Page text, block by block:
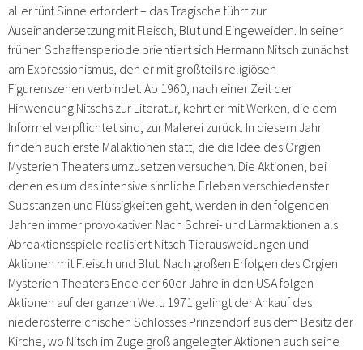
aller fünf Sinne erfordert – das Tragische führt zur
Auseinandersetzung mit Fleisch, Blut und Eingeweiden. In seiner
frühen Schaffensperiode orientiert sich Hermann Nitsch zunächst
am Expressionismus, den er mit großteils religiösen
Figurenszenen verbindet. Ab 1960, nach einer Zeit der
Hinwendung Nitschs zur Literatur, kehrt er mit Werken, die dem
Informel verpflichtet sind, zur Malerei zurück. In diesem Jahr
finden auch erste Malaktionen statt, die die Idee des Orgien
Mysterien Theaters umzusetzen versuchen. Die Aktionen, bei
denen es um das intensive sinnliche Erleben verschiedenster
Substanzen und Flüssigkeiten geht, werden in den folgenden
Jahren immer provokativer. Nach Schrei- und Lärmaktionen als
Abreaktionsspiele realisiert Nitsch Tierausweidungen und
Aktionen mit Fleisch und Blut. Nach großen Erfolgen des Orgien
Mysterien Theaters Ende der 60er Jahre in den USA folgen
Aktionen auf der ganzen Welt. 1971 gelingt der Ankauf des
niederösterreichischen Schlosses Prinzendorf aus dem Besitz der
Kirche, wo Nitsch im Zuge groß angelegter Aktionen auch seine